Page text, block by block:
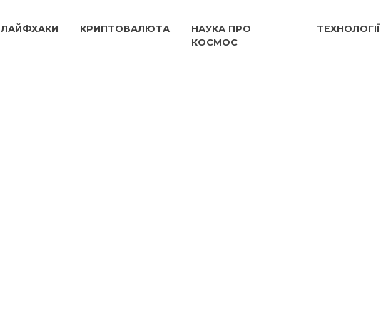
ЛАЙФХАКИ КРИПТОВАЛЮТА
НАУКА ПРО
КОСМОС
ТЕХНОЛОГІЇ